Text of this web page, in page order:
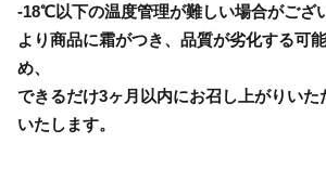
-18℃以下の温度管理が難しい場合がござ
より商品に霜がつき、品質が劣化する可
め、
できるだけ3ヶ月以内にお召し上がりいた
いたします。